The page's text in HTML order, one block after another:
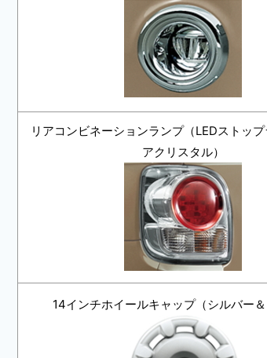
リアコンビネーションランプ（LEDストップ
アクリスタル）
14インチホイールキャップ（シルバー＆